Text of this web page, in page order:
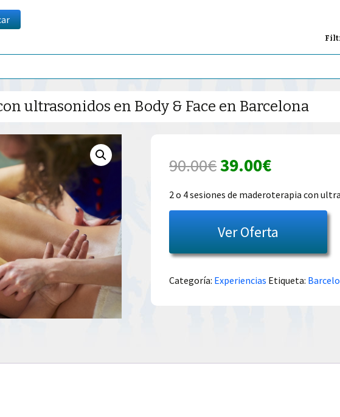
ultrasonidos en Body & Face en Barcelona
90.00€El
precio
original
era:
39.00€El
precio
actual
es:
2 o 4 sesiones de maderoterapia con
Ver Oferta
Categoría: Experiencias Etiqueta: